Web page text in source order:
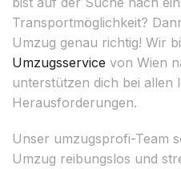
Transportmöglichkeit?
Umzug genau richtig! Wir
Umzugsservice von Wien
unterstützen dich bei allen
Herausforderungen.
Unser umzugsprofi-Team
Umzug reibungslos und